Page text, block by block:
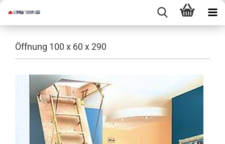
Öffnung 100 x 60 x 290